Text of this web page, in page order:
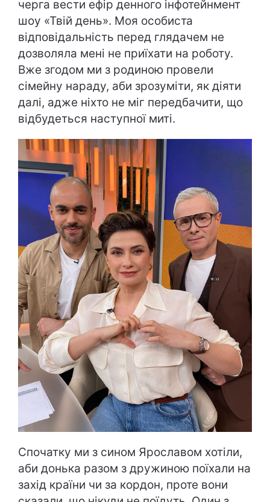
черга вести ефір денного інфотейнмент
шоу «Твій день». Моя особиста
відповідальність перед глядачем не
дозволяла мені не приїхати на роботу.
Вже згодом ми з родиною провели
сімейну нараду, аби зрозуміти, як діяти
далі, адже ніхто не міг передбачити, що
відбудеться наступної миті.
Спочатку ми з сином Ярославом хотіли,
аби донька разом з дружиною поїхали на
захід країни чи за кордон, проте вони